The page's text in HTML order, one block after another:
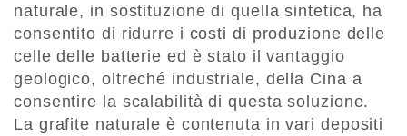
naturale, in sostituzione di quella sintetica, ha
consentito di ridurre i costi di produzione delle
celle delle batterie ed è stato il vantaggio
geologico, oltreché industriale, della Cina a
consentire la scalabilità di questa soluzione.
La grafite naturale è contenuta in vari depositi